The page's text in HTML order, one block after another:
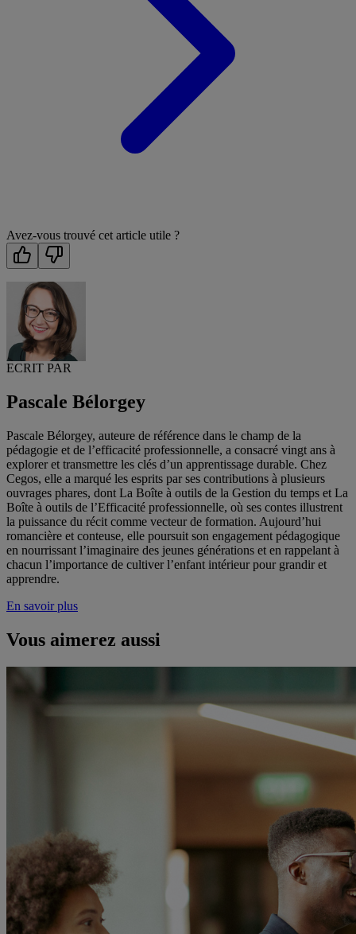
Avez-vous trouvé cet article utile ?
ECRIT PAR
Pascale Bélorgey
Pascale Bélorgey, auteure de référence dans le champ de la
pédagogie et de l’efficacité professionnelle, a consacré vingt ans à
explorer et transmettre les clés d’un apprentissage durable. Chez
Cegos, elle a marqué les esprits par ses contributions à plusieurs
ouvrages phares, dont La Boîte à outils de la Gestion du temps et La
Boîte à outils de l’Efficacité professionnelle, où ses contes illustrent
la puissance du récit comme vecteur de formation. Aujourd’hui
romancière et conteuse, elle poursuit son engagement pédagogique
en nourrissant l’imaginaire des jeunes générations et en rappelant à
chacun l’importance de cultiver l’enfant intérieur pour grandir et
apprendre.
En savoir plus
Vous aimerez aussi